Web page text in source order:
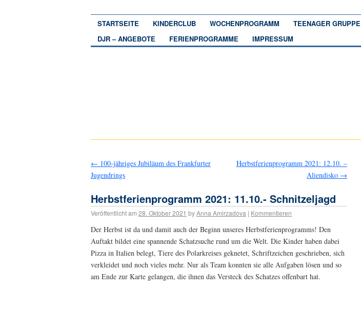
STARTSEITE KINDERCLUB WOCHENPROGRAMM TEENAGER GRUPPE
DJR – ANGEBOTE
FERIENPROGRAMME IMPRESSUM
← 100-jähriges Jubiläum des Frankfurter
Jugendrings
Herbstferienprogramm 2021: 12.10. –
Aliendisko →
Herbstferienprogramm 2021: 11.10.- Schnitzeljagd
Veröffentlicht am 28. Oktober 2021 byAnna Amirzadova | Kommentieren
Der Herbst ist da und damit auch der Beginn unseres Herbstferienprogramms! Den
Auftakt bildet eine spannende Schatzsuche rund um die Welt. Die Kinder haben dabei
Pizza in Italien belegt, Tiere des Polarkreises geknetet, Schriftzeichen geschrieben, sich
verkleidet und noch vieles mehr. Nur als Team konnten sie alle Aufgaben lösen und so
am Ende zur Karte gelangen, die ihnen das Versteck des Schatzes offenbart hat.